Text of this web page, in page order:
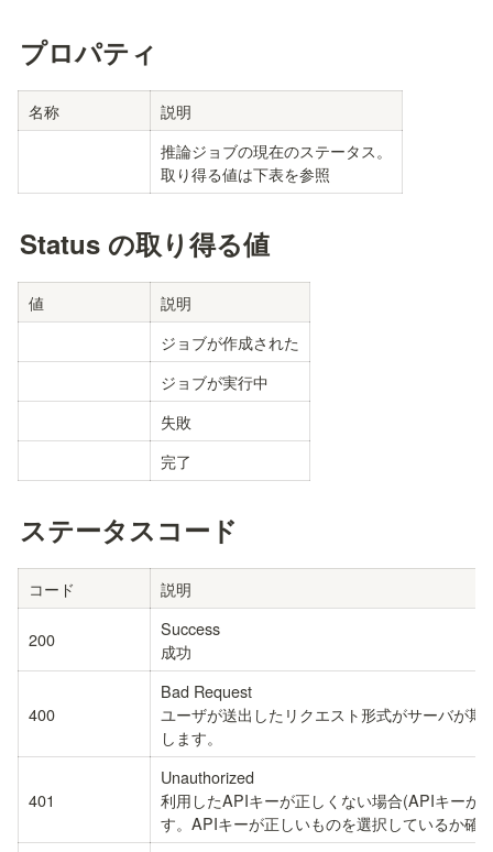
プロパティ
名称
説明
推論ジョブの現在のステータス。
取り得る値は下表を参照
Status の取り得る値
値
説明
ジョブが作成された
ジョブが実行中
失敗
完了
ステータスコード
コード 説明
200
Success
成功
400
Bad Request
ユーザが送出したリクエスト形式がサーバが
します。
401
Unauthorized
利用したAPIキーが正しくない場合(APIキーが
す。APIキーが正しいものを選択しているか確